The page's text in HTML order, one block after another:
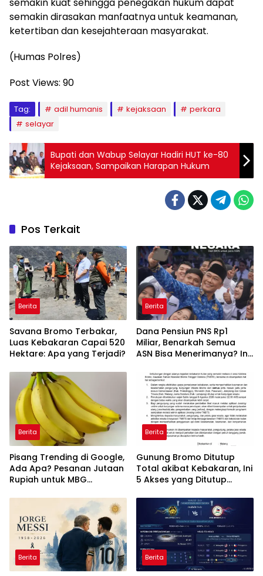
semakin kuat sehingga penegakan hukum dapat
semakin dirasakan manfaatnya untuk keamanan,
ketertiban dan kesejahteraan masyarakat.
(Humas Polres)
Post Views: 90
Tag: adil humanis kejaksaan
perkara
selayar
Bupati dan Wabup Selayar Hadiri HUT ke-80
Kejaksaan, Sampaikan Harapan Hukum
Pos Terkait
Berita
Savana Bromo Terbakar,
Luas Kebakaran Capai 520
Hektare: Apa yang Terjadi?
Berita
Dana Pensiun PNS Rp1
Miliar, Benarkah Semua
ASN Bisa Menerimanya? Ini
Berita
Pisang Trending di Google,
Ada Apa? Pesanan Jutaan
Rupiah untuk MBG
Berita
Gunung Bromo Ditutup
Total akibat Kebakaran, Ini
5 Akses yang Ditutup
Berita Berita